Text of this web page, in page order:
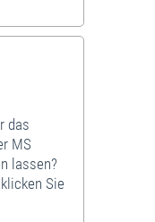
das
MS
lassen?
Sie